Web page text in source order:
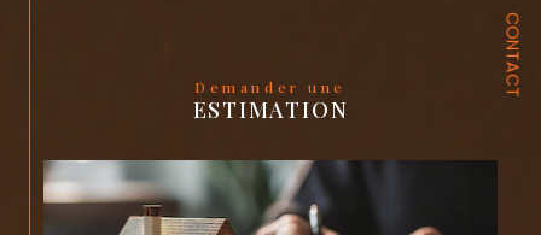
CONTACT
Demander une
ESTIMATION